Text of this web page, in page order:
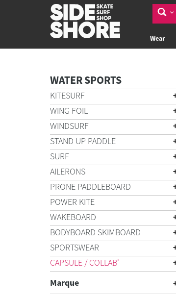
Wear
WATER SPORTS
KITESURF
WING FOIL
WINDSURF
STAND UP PADDLE
SURF
AILERONS
PRONE PADDLEBOARD
POWER KITE
WAKEBOARD
BODYBOARD SKIMBOARD
SPORTSWEAR
CAPSULE / COLLAB'
Marque